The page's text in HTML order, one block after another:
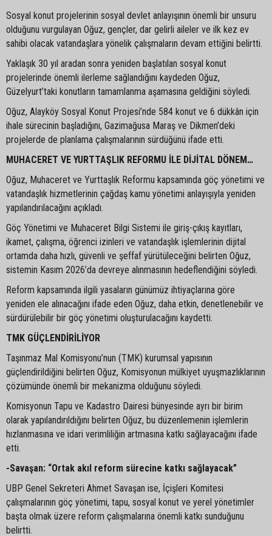
Sosyal konut projelerinin sosyal devlet anlayışının önemli bir unsuru
olduğunu vurgulayan Oğuz, gençler, dar gelirli aileler ve ilk kez ev
sahibi olacak vatandaşlara yönelik çalışmaların devam ettiğini belirtti.
Yaklaşık 30 yıl aradan sonra yeniden başlatılan sosyal konut
projelerinde önemli ilerleme sağlandığını kaydeden Oğuz,
Güzelyurt’taki konutların tamamlanma aşamasına geldiğini söyledi.
Oğuz, Alayköy Sosyal Konut Projesi’nde 584 konut ve 6 dükkân için
ihale sürecinin başladığını, Gazimağusa Maraş ve Dikmen’deki
projelerde de planlama çalışmalarının sürdüğünü ifade etti.
MUHACERET VE YURTTAŞLIK REFORMU İLE DİJİTAL DÖNEM…
Oğuz, Muhaceret ve Yurttaşlık Reformu kapsamında göç yönetimi ve
vatandaşlık hizmetlerinin çağdaş kamu yönetimi anlayışıyla yeniden
yapılandırılacağını açıkladı.
Göç Yönetimi ve Muhaceret Bilgi Sistemi ile giriş-çıkış kayıtları,
ikamet, çalışma, öğrenci izinleri ve vatandaşlık işlemlerinin dijital
ortamda daha hızlı, güvenli ve şeffaf yürütüleceğini belirten Oğuz,
sistemin Kasım 2026’da devreye alınmasının hedeflendiğini söyledi.
Reform kapsamında ilgili yasaların günümüz ihtiyaçlarına göre
yeniden ele alınacağını ifade eden Oğuz, daha etkin, denetlenebilir ve
sürdürülebilir bir göç yönetimi oluşturulacağını kaydetti.
TMK GÜÇLENDİRİLİYOR
Taşınmaz Mal Komisyonu’nun (TMK) kurumsal yapısının
güçlendirildiğini belirten Oğuz, Komisyonun mülkiyet uyuşmazlıklarının
çözümünde önemli bir mekanizma olduğunu söyledi.
Komisyonun Tapu ve Kadastro Dairesi bünyesinde ayrı bir birim
olarak yapılandırıldığını belirten Oğuz, bu düzenlemenin işlemlerin
hızlanmasına ve idari verimliliğin artmasına katkı sağlayacağını ifade
etti.
-Savaşan: “Ortak akıl reform sürecine katkı sağlayacak”
UBP Genel Sekreteri Ahmet Savaşan ise, İçişleri Komitesi
çalışmalarının göç yönetimi, tapu, sosyal konut ve yerel yönetimler
başta olmak üzere reform çalışmalarına önemli katkı sunduğunu
belirtti.